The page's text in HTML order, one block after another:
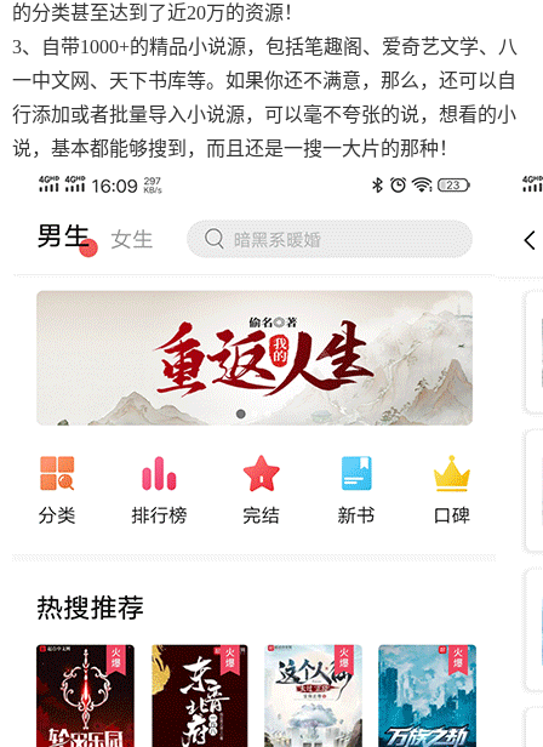
的分类甚至达到了近20万的资源！
3、自带1000+的精品小说源，包括笔趣阁、爱奇艺文学、八
一中文网、天下书库等。如果你还不满意，那么，还可以自
行添加或者批量导入小说源，可以毫不夸张的说，想看的小
说，基本都能够搜到，而且还是一搜一大片的那种！